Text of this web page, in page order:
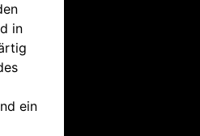
in
ein